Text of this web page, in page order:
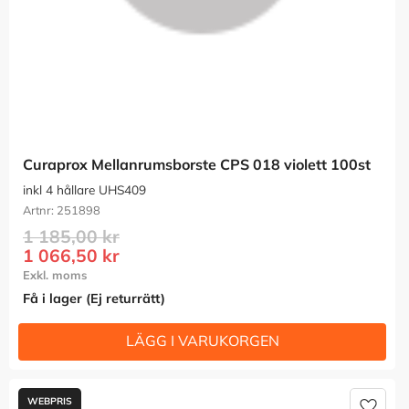
Curaprox Mellanrumsborste CPS 018 violett 100st
inkl 4 hållare UHS409
251898
1 066,50 kr
1 185,00kr
Få i lager (Ej returrätt)